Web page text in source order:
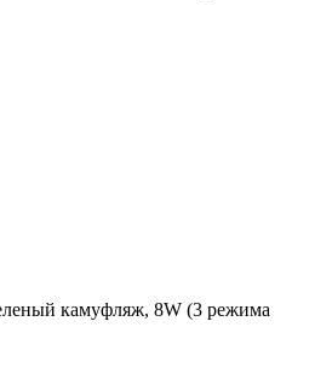
камуфляж, 8W (3 режима